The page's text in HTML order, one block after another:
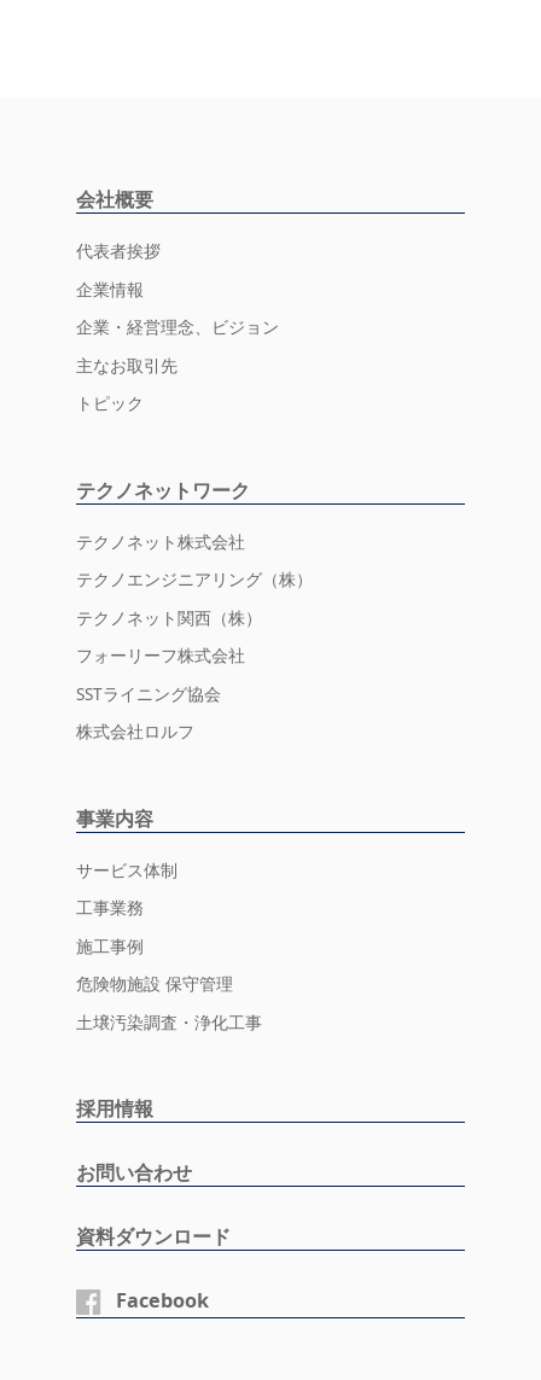
会社概要
代表者挨拶
企業情報
企業・経営理念、ビジョン
主なお取引先
トピック
テクノネットワーク
テクノネット株式会社
テクノエンジニアリング（株）
テクノネット関西（株）
フォーリーフ株式会社
SSTライニング協会
株式会社ロルフ
事業内容
サービス体制
工事業務
施工事例
危険物施設 保守管理
土壌汚染調査・浄化工事
採用情報
お問い合わせ
資料ダウンロード
Facebook